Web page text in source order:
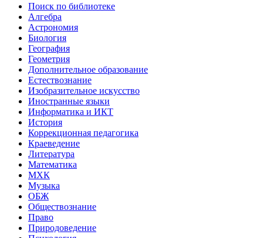
Поиск по библиотеке
Алгебра
Астрономия
Биология
География
Геометрия
Дополнительное образование
Естествознание
Изобразительное искусство
Иностранные языки
Информатика и ИКТ
История
Коррекционная педагогика
Краеведение
Литература
Математика
МХК
Музыка
ОБЖ
Обществознание
Право
Природоведение